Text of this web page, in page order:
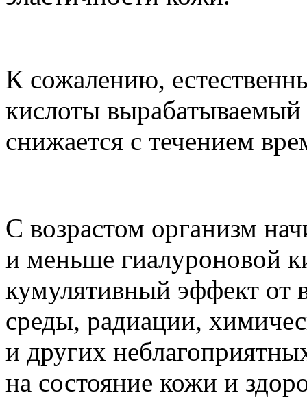
К сожалению,
кислоты
снижается с течением
С возрастом организм
и меньше гиалуроновой
кумулятивный эффект от
среды, радиации,
и других
на состояние кожи и